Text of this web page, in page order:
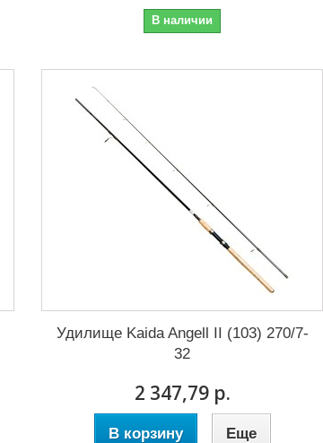
В наличии
Удилище Kaida Angell II (103) 270/7-
32
2 347,79 р.
В корзину Еще